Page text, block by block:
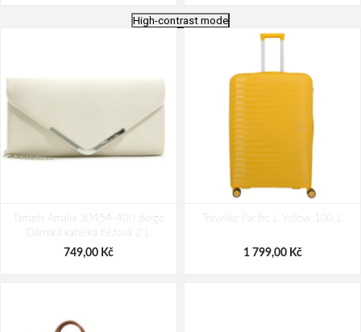
modrá Modrá 1 l
69,00 Kč
water stop
High-contrast mode
Tamaris Amalia 30454-400 Beige
Dámská kabelka béžová 2 L
749,00 Kč
Travelite Pacific L Yellow 100 L
1 799,00 Kč